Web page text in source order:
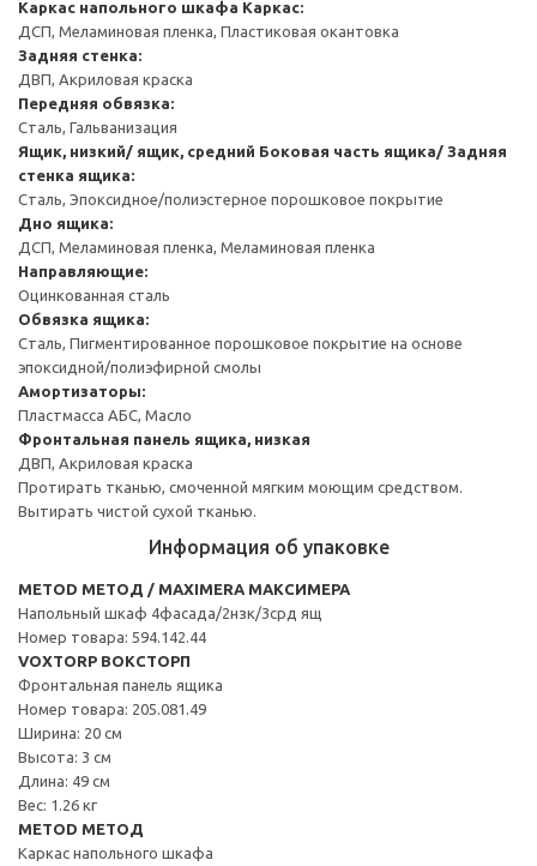
Каркас напольного шкафа Каркас:
ДСП, Меламиновая пленка, Пластиковая окантовка
Задняя стенка:
ДВП, Акриловая краска
Передняя обвязка:
Сталь, Гальванизация
Ящик, низкий/ ящик, средний Боковая часть ящика/ Задняя
стенка ящика:
Сталь, Эпоксидное/полиэстерное порошковое покрытие
Дно ящика:
ДСП, Меламиновая пленка, Меламиновая пленка
Направляющие:
Оцинкованная сталь
Обвязка ящика:
Сталь, Пигментированное порошковое покрытие на основе
эпоксидной/полиэфирной смолы
Амортизаторы:
Пластмасса АБС, Масло
Фронтальная панель ящика, низкая
ДВП, Акриловая краска
Протирать тканью, смоченной мягким моющим средством.
Вытирать чистой сухой тканью.
Информация об упаковке
METOD МЕТОД / MAXIMERA МАКСИМЕРА
Напольный шкаф 4фасада/2нзк/3срд ящ
Номер товара: 594.142.44
VOXTORP ВОКСТОРП
Фронтальная панель ящика
Номер товара: 205.081.49
Ширина: 20 см
Высота: 3 см
Длина: 49 см
Вес: 1.26 кг
METOD МЕТОД
Каркас напольного шкафа